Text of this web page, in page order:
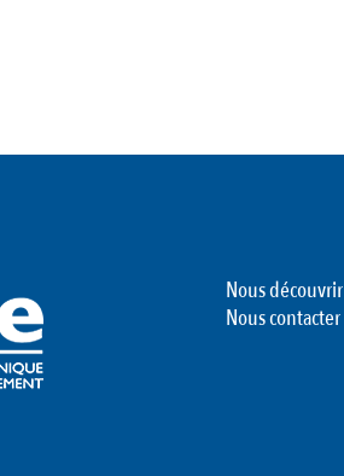
Nous découvrir
Nous contacter